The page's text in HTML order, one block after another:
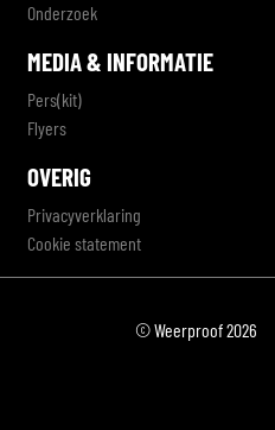
Onderzoek
MEDIA & INFORMATIE
Pers(kit)
Flyers
OVERIG
Privacyverklaring
Cookie statement
© Weerproof 2026